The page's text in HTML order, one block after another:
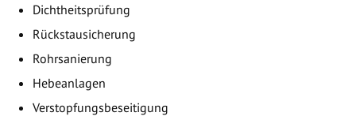
Dichtheitsprüfung
Rückstausicherung
Rohrsanierung
Hebeanlagen
Verstopfungsbeseitigung